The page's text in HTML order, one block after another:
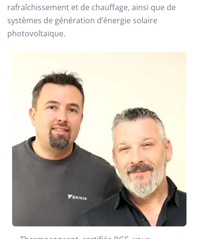
rafraîchissement et de chauffage, ainsi que de
systèmes de génération d’énergie solaire
photovoltaïque.